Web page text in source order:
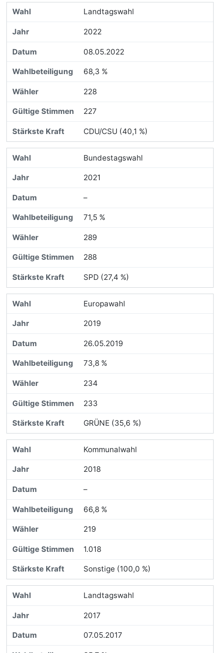
Landtagswahl
2022
08.05.2022
68,3 %
228
227
CDU/CSU (40,1 %)
Bundestagswahl
2021
–
71,5 %
289
288
SPD (27,4 %)
Europawahl
2019
26.05.2019
73,8 %
234
233
GRÜNE (35,6 %)
Kommunalwahl
2018
–
66,8 %
219
1.018
Sonstige (100,0 %)
Landtagswahl
2017
07.05.2017